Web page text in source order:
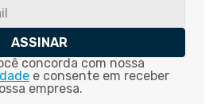
ASSINAR
concorda com nossa
e consente em receber
empresa.